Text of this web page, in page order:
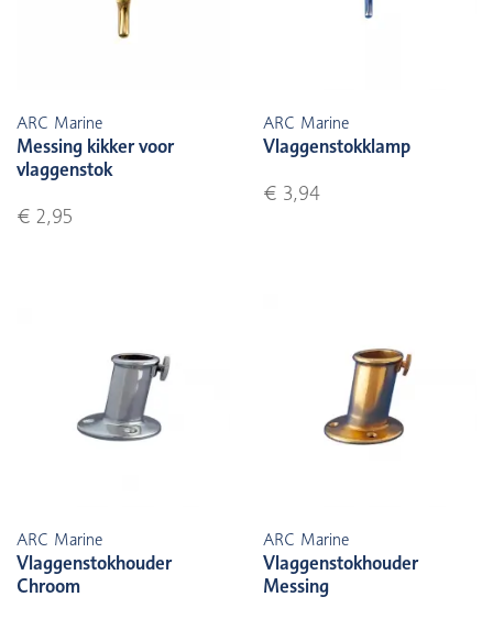
ARC Marine
Messing kikker voor
vlaggenstok
€ 2,95
ARC Marine
Vlaggenstokklamp
€ 3,94
ARC Marine
Vlaggenstokhouder
Chroom
ARC Marine
Vlaggenstokhouder
Messing